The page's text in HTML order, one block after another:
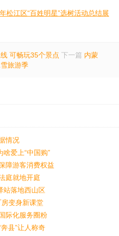
松江区“百姓明星”选树活动总结展
可畅玩35个景点 下一篇 内蒙
旅游季
情况
爱上“中国购”
障游客消费权益
庭就地开庭
站落地西山区
房变身新课堂
际化服务圈粉
县”让人称奇